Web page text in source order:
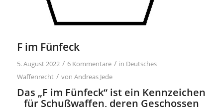
F im Fünfeck
5. August 2022 / 6 Kommentare / in Deutsches
Waffenrecht / von Andreas Jede
Das „F im Fünfeck“ ist ein Kennzeichen
für Schußwaffen, deren Geschossen